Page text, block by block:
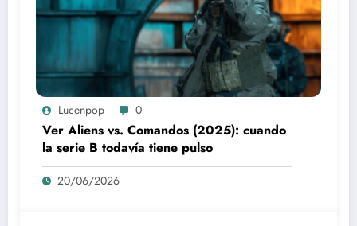
Lucenpop 0
Ver Aliens vs. Comandos (2025): cuando
la serie B todavía tiene pulso
20/06/2026